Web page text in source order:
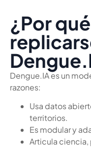
¿Por
Dengue.IA es un
razones:
Usa datos
territorios.
Es modular y
Articula